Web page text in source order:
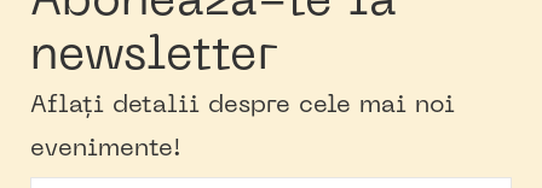
newsletter
Aflați detalii despre cele mai noi
evenimente!